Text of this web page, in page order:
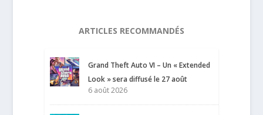
ARTICLES RECOMMANDÉS
Grand Theft Auto VI – Un « Extended
Look » sera diffusé le 27 août
6 août 2026